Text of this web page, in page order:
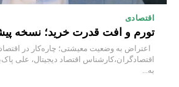
اقتصادی
تورم و افت قدرت خرید؛ نسخه
اعتراض به وضعیت معیشتی؛ چاره‌کار در
اقتصادگران،کارشناس اقتصاد دیجیتال، علی
به...